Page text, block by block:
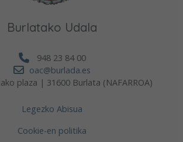
Burlatako Udala
948 23 84 00
oac@burlada.es
plaza | 31600 Burlata (NAFARROA)
Legezko Abisua
Cookie-en politika